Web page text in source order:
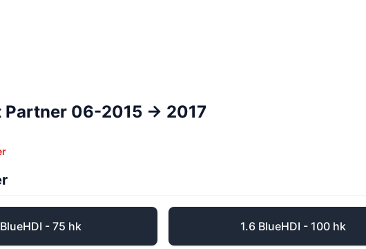
Partner 06-2015 -> 2017
- 75 hk 1.6 BlueHDI - 100 hk